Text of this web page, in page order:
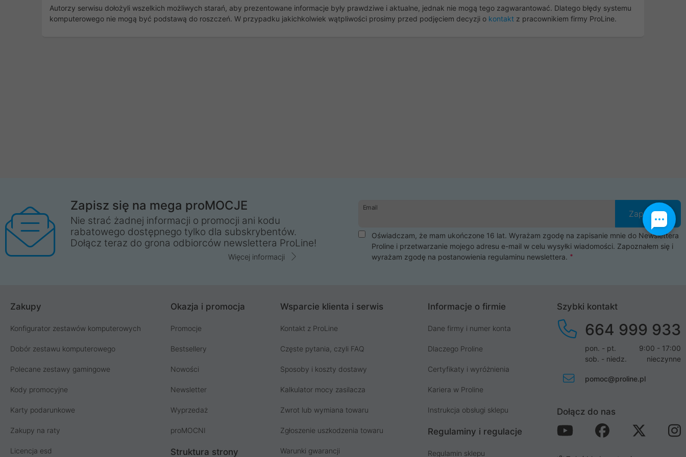
Autorzy serwisu dołożyli wszelkich możliwych starań, aby prezentowane informacje były prawdziwe i aktualne, jednak nie mogą tego zagwarantować. Dlatego błędy systemu
komputerowego nie mogą być podstawą do roszczeń. W przypadku jakichkolwiek wątpliwości prosimy przed podjęciem decyzji o kontakt z pracownikiem firmy ProLine.
Zapisz się na mega proMOCJE
Nie strać żadnej informacji o promocji ani kodu
rabatowego dostępnego tylko dla subskrybentów.
Dołącz teraz do grona odbiorców newslettera ProLine!
Więcej informacji
Email
Zapisz się
Oświadczam, że mam ukończone 16 lat. Wyrażam zgodę na zapisanie mnie do Newslettera
Proline i przetwarzanie mojego adresu e-mail w celu wysyłki wiadomości. Zapoznałem się i
wyrażam zgodę na postanowienia regulaminu newslettera.
Zakupy
Konfigurator zestawów komputerowych
Dobór zestawu komputerowego
Polecane zestawy gamingowe
Kody promocyjne
Karty podarunkowe
Zakupy na raty
Licencja esd
Okazja i promocja
Promocje
Bestsellery
Nowości
Newsletter
Wyprzedaż
proMOCNI
Struktura strony
Wsparcie klienta i serwis
Kontakt z ProLine
Częste pytania, czyli FAQ
Sposoby i koszty dostawy
Kalkulator mocy zasilacza
Zwrot lub wymiana towaru
Zgłoszenie uszkodzenia towaru
Warunki gwarancji
Informacje o firmie
Dane firmy i numer konta
Dlaczego Proline
Certyfikaty i wyróżnienia
Kariera w Proline
Instrukcja obsługi sklepu
Regulaminy i regulacje
Regulamin sklepu
Szybki kontakt
664 999 933
pon. - pt.
9:00 - 17:00
sob. - niedz.
nieczynne
pomoc@proline.pl
Dołącz do nas